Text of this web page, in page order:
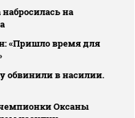
на
«Пришло время для
обвинили в насилии.
Оксаны